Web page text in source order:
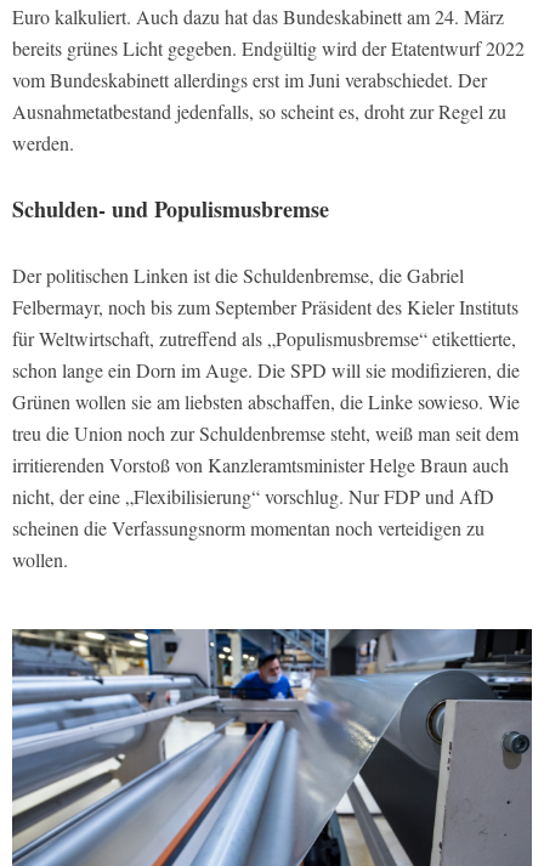
Euro kalkuliert. Auch dazu hat das Bundeskabinett am 24. März
bereits grünes Licht gegeben. Endgültig wird der Etatentwurf 2022
vom Bundeskabinett allerdings erst im Juni verabschiedet. Der
Ausnahmetatbestand jedenfalls, so scheint es, droht zur Regel zu
werden.
Schulden- und Populismusbremse
Der politischen Linken ist die Schuldenbremse, die Gabriel
Felbermayr, noch bis zum September Präsident des Kieler Instituts
für Weltwirtschaft, zutreffend als „Populismusbremse“ etikettierte,
schon lange ein Dorn im Auge. Die SPD will sie modifizieren, die
Grünen wollen sie am liebsten abschaffen, die Linke sowieso. Wie
treu die Union noch zur Schuldenbremse steht, weiß man seit dem
irritierenden Vorstoß von Kanzleramtsminister Helge Braun auch
nicht, der eine „Flexibilisierung“ vorschlug. Nur FDP und AfD
scheinen die Verfassungsnorm momentan noch verteidigen zu
wollen.